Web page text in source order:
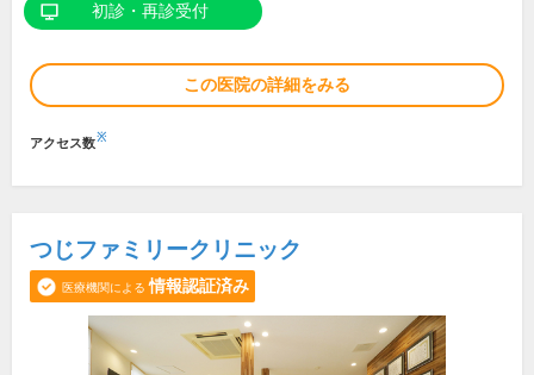
初診・再診受付
この医院の詳細をみる
アクセス数※
つじファミリークリニック
医療機関による 情報認証済み